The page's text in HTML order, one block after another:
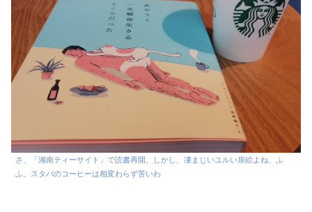
さ、「湘南ティーサイト」で読書再開。しかし、凄まじいユルい扉絵よね、ふ
ふ。スタバのコーヒーは相変わらず苦いわ